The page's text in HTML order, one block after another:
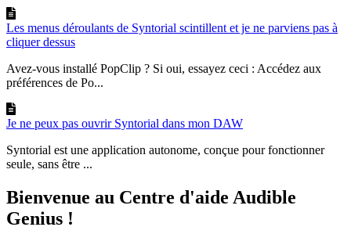
Les menus déroulants de Syntorial scintillent et je ne parviens pas à
cliquer dessus
Avez-vous installé PopClip ? Si oui, essayez ceci : Accédez aux
préférences de Po...
Je ne peux pas ouvrir Syntorial dans mon DAW
Syntorial est une application autonome, conçue pour fonctionner
seule, sans être ...
Bienvenue au Centre d'aide Audible
Genius !